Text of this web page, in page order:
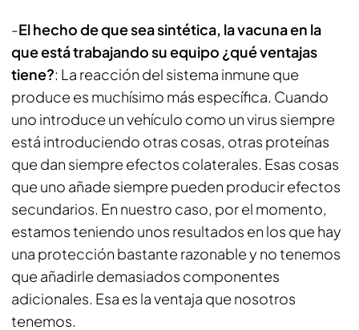
-El hecho de que sea sintética, la vacuna en la
que está trabajando su equipo ¿qué ventajas
tiene?: La reacción del sistema inmune que
produce es muchísimo más específica. Cuando
uno introduce un vehículo como un virus siempre
está introduciendo otras cosas, otras proteínas
que dan siempre efectos colaterales. Esas cosas
que uno añade siempre pueden producir efectos
secundarios. En nuestro caso, por el momento,
estamos teniendo unos resultados en los que hay
una protección bastante razonable y no tenemos
que añadirle demasiados componentes
adicionales. Esa es la ventaja que nosotros
tenemos.